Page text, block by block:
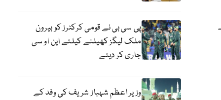
پی سی بی نے قومی کرکٹرز کو بیرون
ملک لیگز کھیلنے کیلئے این او سی
جاری کر دیئے
وزیر اعظم شہباز شریف کی وفد کے